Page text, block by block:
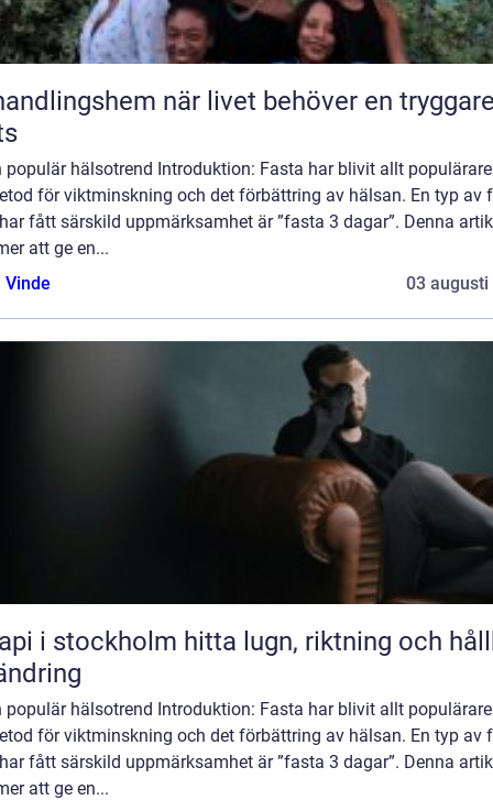
när livet behöver en tryggare
populär hälsotrend Introduktion: Fasta har blivit allt
för viktminskning och det förbättring av hälsan. En typ av
fått särskild uppmärksamhet är ”fasta 3 dagar”. Denna
att ge en...
Vinde
03 augusti
hitta lugn, riktning och hållbar
populär hälsotrend Introduktion: Fasta har blivit allt
för viktminskning och det förbättring av hälsan. En typ av
fått särskild uppmärksamhet är ”fasta 3 dagar”. Denna
att ge en...